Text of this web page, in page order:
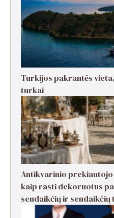
Turkijos pakrantės
turkai
Antikvarinio
kaip rasti dekoruotus
sendaikčių ir sendaikčių